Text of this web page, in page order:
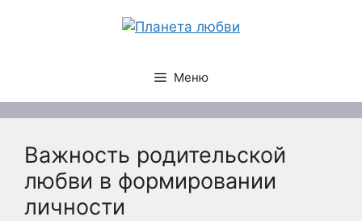
Меню
Важность родительской
любви в формировании
личности